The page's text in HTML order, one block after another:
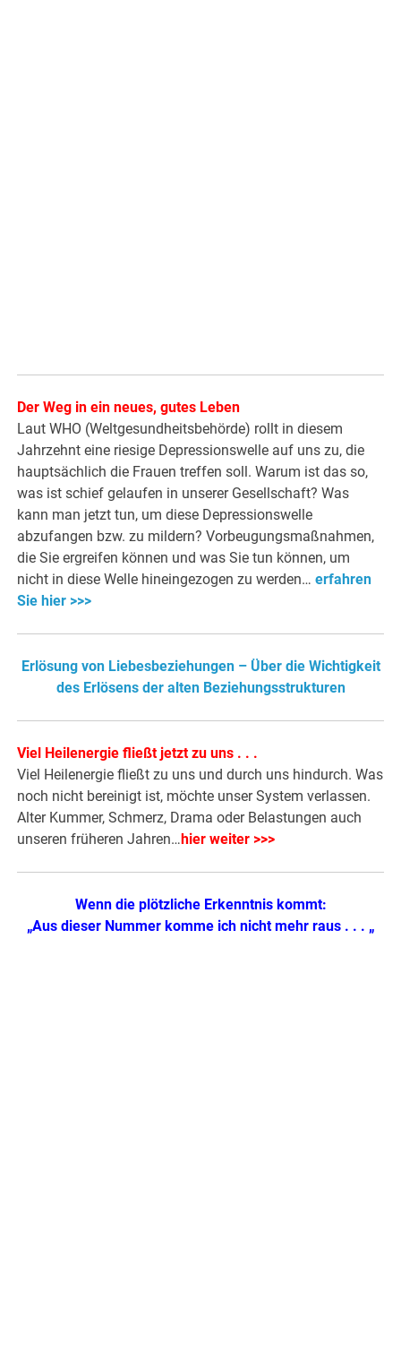
Der Weg in ein neues, gutes Leben
Laut WHO (Weltgesundheitsbehörde) rollt in diesem
Jahrzehnt eine riesige Depressionswelle auf uns zu, die
hauptsächlich die Frauen treffen soll. Warum ist das so,
was ist schief gelaufen in unserer Gesellschaft? Was
kann man jetzt tun, um diese Depressionswelle
abzufangen bzw. zu mildern? Vorbeugungsmaßnahmen,
die Sie ergreifen können und was Sie tun können, um
nicht in diese Welle hineingezogen zu werden…erfahren
Sie hier >>>
Erlösung von Liebesbeziehungen – Über die Wichtigkeit
des Erlösens der alten Beziehungsstrukturen
Viel Heilenergie fließt jetzt zu uns . . .
Viel Heilenergie fließt zu uns und durch uns hindurch. Was
noch nicht bereinigt ist, möchte unser System verlassen.
Alter Kummer, Schmerz, Drama oder Belastungen auch
unseren früheren Jahren… hier weiter >>>
Wenn die plötzliche Erkenntnis kommt:
„Aus dieser Nummer komme ich nicht mehr raus . . . „